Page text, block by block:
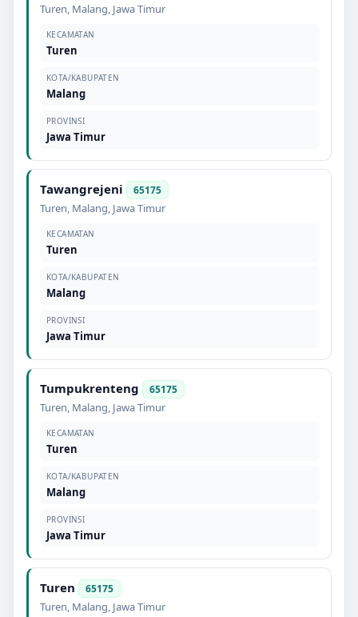
Turen, Malang, Jawa Timur
KECAMATAN
Turen
KOTA/KABUPATEN
Malang
PROVINSI
Jawa Timur
Tawangrejeni 65175
Turen, Malang, Jawa Timur
KECAMATAN
Turen
KOTA/KABUPATEN
Malang
PROVINSI
Jawa Timur
Tumpukrenteng 65175
Turen, Malang, Jawa Timur
KECAMATAN
Turen
KOTA/KABUPATEN
Malang
PROVINSI
Jawa Timur
Turen 65175
Turen, Malang, Jawa Timur